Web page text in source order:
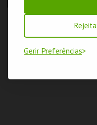
Gerir Preferências